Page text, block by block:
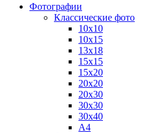
Фотографии
Классические фото
10х10
10х15
13х18
15х15
15х20
20х20
20х30
30х30
30х40
А4